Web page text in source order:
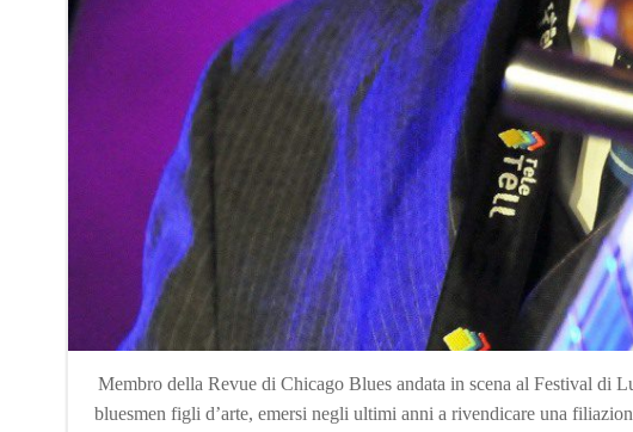
Membro della Revue di Chicago Blues andata in scena al Festival di
bluesmen figli d’arte, emersi negli ultimi anni a rivendicare una